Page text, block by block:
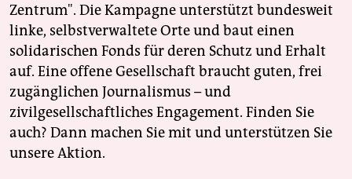
Zentrum". Die Kampagne unterstützt bundesweit
linke, selbstverwaltete Orte und baut einen
solidarischen Fonds für deren Schutz und Erhalt
auf. Eine offene Gesellschaft braucht guten, frei
zugänglichen Journalismus – und
zivilgesellschaftliches Engagement. Finden Sie
auch? Dann machen Sie mit und unterstützen Sie
unsere Aktion.